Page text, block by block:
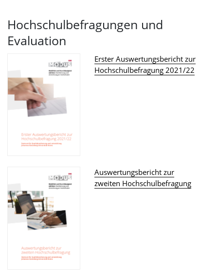
Hochschulbefragungen und
Evaluation
Erster Auswertungsbericht zur
Hochschulbefragung 2021/22
Auswertungsbericht zur
zweiten Hochschulbefragung